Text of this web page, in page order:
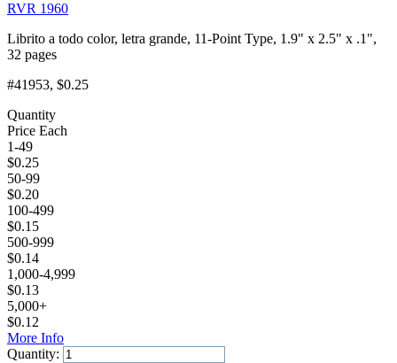
RVR 1960
Librito a todo color, letra grande, 11-Point Type, 1.9" x 2.5" x .1",
32 pages
#41953, $0.25
Quantity
Price Each
1-49
$0.25
50-99
$0.20
100-499
$0.15
500-999
$0.14
1,000-4,999
$0.13
5,000+
$0.12
More Info
Quantity: